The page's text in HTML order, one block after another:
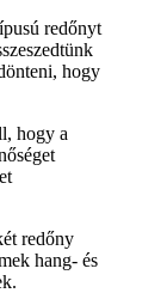
redőnyt
hogy
hogy a
redőny
hang- és